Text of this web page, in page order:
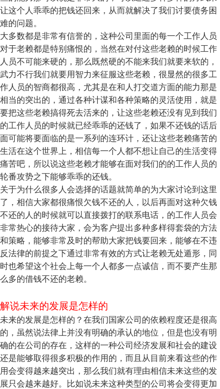
让这个人乖乖的把钱还回来，从而就解决了我们讨要债务困
难的问题。
大多数都是非常有信誉的，这种公司里面的每一个工作人员
对于老赖都是特别痛恨的，当然在对付这些老赖的时候工作
人员不可能来硬的，那么既然硬的不能来我们就要来软的，
武力不行我们就要用智力来征服这些老赖，很显然的很多工
作人员的智商都很高，尤其是在和人打交道方面的能力那是
相当的突出的，通过各种计谋和各种策略的灵活使用，就是
要把这些老赖搞得死去活来的，让这些老赖还没有见到我们
的工作人员的时候就已经乖乖的还钱了，如果不还钱的话后
面可能将要面临的是一系列的连环计，还让这些老赖痛苦的
生活在这个世界上，相信每一个人都不想让自己的生活变得
痛苦吧，所以说这些老赖才能够在面对我们的的工作人员的
轮番攻势之下能够乖乖的还钱。
关于为什么很多人会选择的话题就简单的为大家讨论到这里
了，相信大家都很痛恨欠钱不还的人，以后再面对这种欠钱
不还的人的时候就可以直接拨打的联系电话，的工作人员会
非常热心的接待大家，会为客户提出多种多样得套袋的方法
和策略，能够非常及时的帮助大家把钱要回来，能够在不违
反法律的前提之下通过非常有效的方式让老赖无处遁形，同
时也希望这个社会上每一个人都多一点诚信，而不要产生那
么多的借钱不还的老赖。
解说未来的发展是怎样的
未来的发展是怎样的？在我们国家公司的依赖程度还是很高
的，虽然说法律上并没有明确的承认的地位，但是也没有明
确的在公司的存在，这样的一种公司经济发展和社会的建设
还是能够取得很多积极的作用的，而且从目前来看这些的作
用会变得越来越突出，那么我们就有理由相信未来这些的发
展只会越来越好。比如说未来这种类型的公司将会变得更加